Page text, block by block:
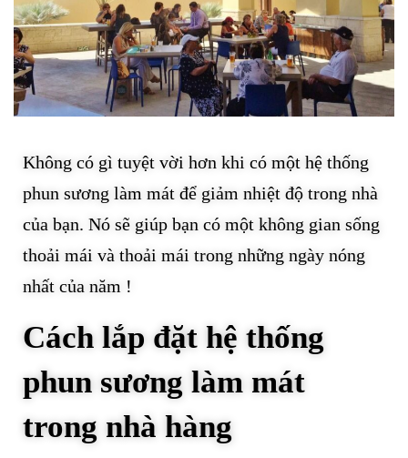
Không có gì tuyệt vời hơn khi có một hệ thống
phun sương làm mát để giảm nhiệt độ trong nhà
của bạn. Nó sẽ giúp bạn có một không gian sống
thoải mái và thoải mái trong những ngày nóng
nhất của năm !
Cách lắp đặt hệ thống
phun sương làm mát
trong nhà hàng